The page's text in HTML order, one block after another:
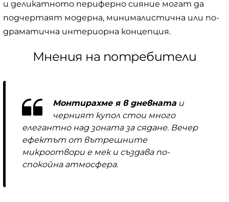
и деликатното периферно сияние могат да
подчертаят модерна, минималистична или по-
драматична интериорна концепция.
Мнения на потребители
Монтирахме я в дневната и
черният купол стои много
елегантно над зоната за сядане. Вечер
ефектът от вътрешните
микроотвори е мек и създава по-
спокойна атмосфера.